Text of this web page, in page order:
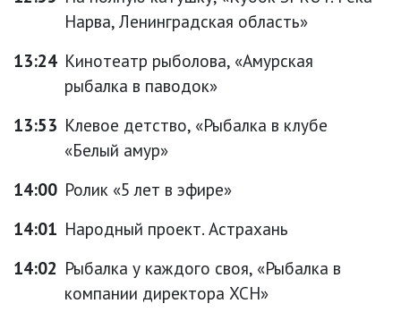
Нарва, Ленинградская область»
13:24 Кинотеатр рыболова, «Амурская
рыбалка в паводок»
13:53 Клевое детство, «Рыбалка в клубе
«Белый амур»
14:00 Ролик «5 лет в эфире»
14:01 Народный проект. Астрахань
14:02 Рыбалка у каждого своя, «Рыбалка в
компании директора ХСН»